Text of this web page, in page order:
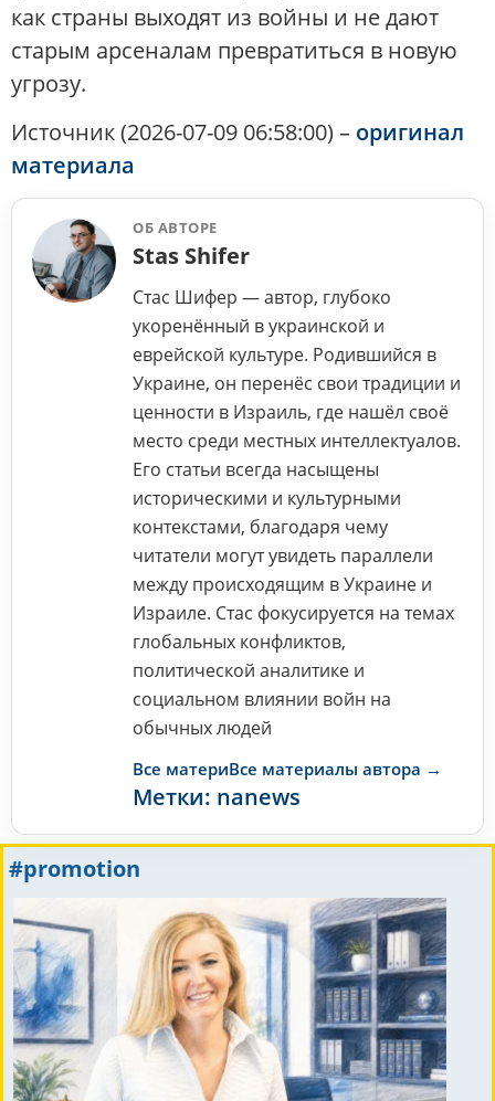
как страны выходят из войны и не дают
старым арсеналам превратиться в новую
угрозу.
Источник (2026-07-09 06:58:00) – оригинал
материала
ОБ АВТОРЕ
Stas Shifer
Стас Шифер — автор, глубоко
укоренённый в украинской и
еврейской культуре. Родившийся в
Украине, он перенёс свои традиции и
ценности в Израиль, где нашёл своё
место среди местных интеллектуалов.
Его статьи всегда насыщены
историческими и культурными
контекстами, благодаря чему
читатели могут увидеть параллели
между происходящим в Украине и
Израиле. Стас фокусируется на темах
глобальных конфликтов,
политической аналитике и
социальном влиянии войн на
обычных людей
Все материВсе материалы автора →
Метки: nanews
#promotion